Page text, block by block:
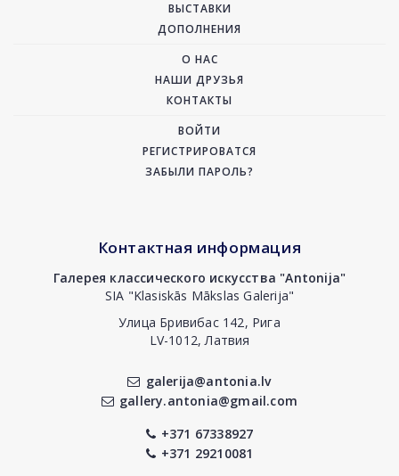
ВЫСТАВКИ
ДОПОЛНЕНИЯ
О НАС
НАШИ ДРУЗЬЯ
КОНТАКТЫ
ВОЙТИ
РЕГИСТРИРОВАТСЯ
ЗАБЫЛИ ПАРОЛЬ?
Контактная информация
Галерея классического искусства "Antonija"
SIA "Klasiskās Mākslas Galerija"
Улица Бривибас 142, Рига
LV-1012, Латвия
galerija@antonia.lv
gallery.antonia@gmail.com
+371 67338927
+371 29210081